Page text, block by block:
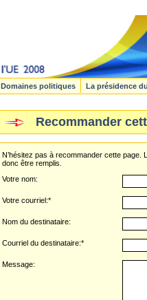
Domaines politiques La présidence
Recommander
N’hésitez pas à recommander cette page.
donc être remplis.
Votre nom:
Votre courriel:*
Nom du destinataire:
Courriel du destinataire:*
Message: